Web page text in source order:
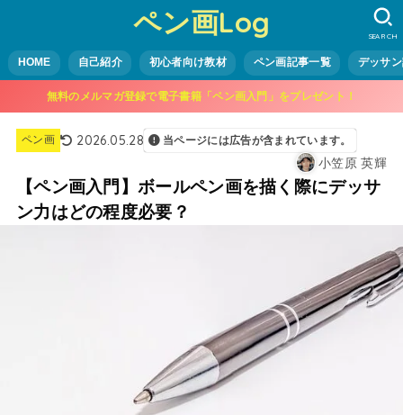
ペン画Log
HOME 自己紹介 初心者向け教材 ペン画記事一覧 デッサ
SEARCH
無料のメルマガ登録で電子書籍「ペン画入門」をプレゼント！
ペン画 2026.05.28 当ページには広告が含まれています。
小笠原 英輝
【ペン画入門】ボールペン画を描く際にデッサ
ン力はどの程度必要？